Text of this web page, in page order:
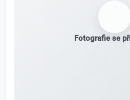
Fotografie se